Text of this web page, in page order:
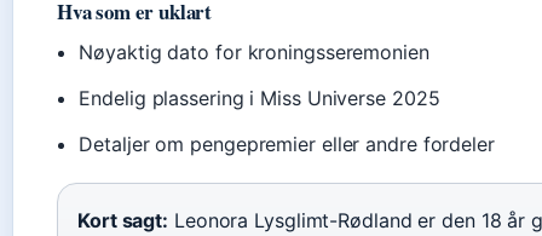
Hva som er uklart
Nøyaktig dato for kroningsseremonien
Endelig plassering i Miss Universe 2025
Detaljer om pengepremier eller andre fordeler
Kort sagt: Leonora Lysglimt-Rødland er den 18